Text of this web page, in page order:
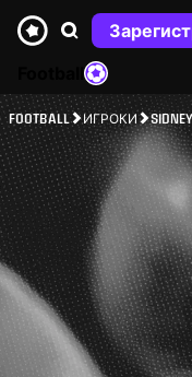
FOOTBALL ИГРОКИ